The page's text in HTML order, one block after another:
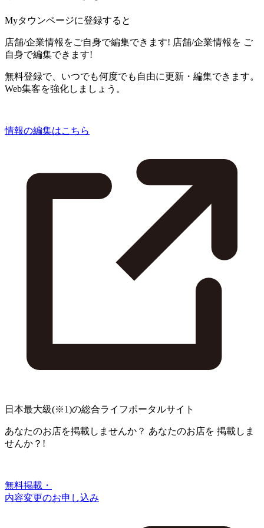
Myタウンページに登録すると
店舗/企業情報をご自身で編集できます! 店舗/企業情報を ご
自身で編集できます!
無料登録で、いつでも何度でも自由に更新・編集できます。
Web集客を強化しましょう。
情報の編集はこちら
日本最大級(※1)の総合ライフポータルサイト
あなたのお店を掲載しませんか？ あなたのお店を 掲載しま
せんか？!
無料掲載・
内容変更のお申し込み